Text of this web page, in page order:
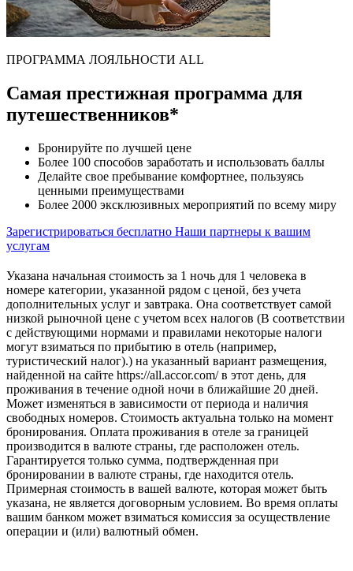
ПРОГРАММА ЛОЯЛЬНОСТИ ALL
Самая престижная программа для
путешественников*
Бронируйте по лучшей цене
Более 100 способов заработать и использовать баллы
Делайте свое пребывание комфортнее, пользуясь
ценными преимуществами
Более 2000 эксклюзивных мероприятий по всему миру
Зарегистрироваться бесплатно Наши партнеры к вашим
услугам
Указана начальная стоимость за 1 ночь для 1 человека в
номере категории, указанной рядом с ценой, без учета
дополнительных услуг и завтрака. Она соответствует самой
низкой рыночной цене с учетом всех налогов (В соответствии
с действующими нормами и правилами некоторые налоги
могут взиматься по прибытию в отель (например,
туристический налог).) на указанный вариант размещения,
найденной на сайте https://all.accor.com/ в этот день, для
проживания в течение одной ночи в ближайшие 20 дней.
Может изменяться в зависимости от периода и наличия
свободных номеров. Стоимость актуальна только на момент
бронирования. Оплата проживания в отеле за границей
производится в валюте страны, где расположен отель.
Гарантируется только сумма, подтвержденная при
бронировании в валюте страны, где находится отель.
Примерная стоимость в вашей валюте, которая может быть
указана, не является договорным условием. Во время оплаты
вашим банком может взиматься комиссия за осуществление
операции и (или) валютный обмен.